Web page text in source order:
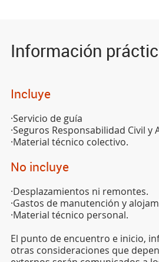
Información
Incluye
·Servicio de guía
·Seguros Responsabilidad Civil y
·Material técnico colectivo.
No incluye
·Desplazamientos ni remontes.
·Gastos de manutención y
·Material técnico personal.
El punto de encuentro e inicio,
otras consideraciones que